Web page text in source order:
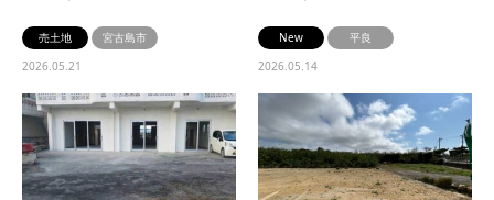
売土地
宮古島市
2026.05.21
New
平良
2026.05.14